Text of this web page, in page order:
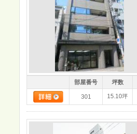
部屋番号 坪数
301 15.10坪